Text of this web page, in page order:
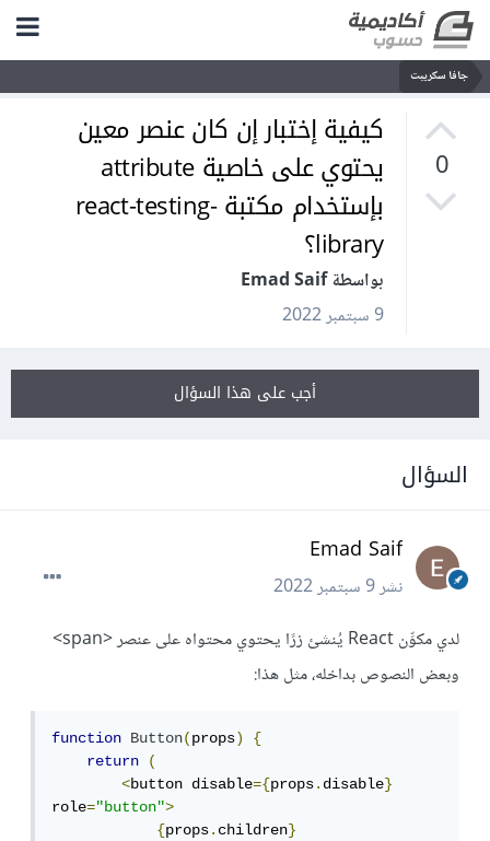
جافا سكريبت
0
كيفية إختبار إن كان عنصر معين
يحتوي على خاصية attribute
بإستخدام مكتبة react-testing-
library؟
بواسطة Emad Saif
9 سبتمبر 2022
أجب على هذا السؤال
السؤال
Emad Saif
نشر9 سبتمبر 2022
لدي مكوِّن React يُنشئ زرًا يحتوي محتواه على عنصر <span>
وبعض النصوص بداخله، مثل هذا:
function Button(props)
{
return
(
<button disable={props.disable}
role="button">
{props.children}